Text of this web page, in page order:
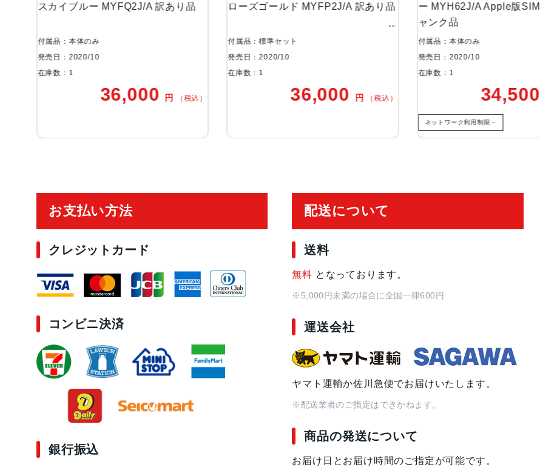
28.6Whリチャージャブルリチウ
ストレージ 64GB、256GB
セキュア認証
2020年10月23日
スカイブルー MYFQ2J/A 訳あり品
付属品：本体のみ
発売日：2020/10
在庫数：1
36,000円 （税込）
ローズゴールド MYFP2J/A 訳あり品
付属品：標準セット
発売日：2020/10
在庫数：1
36,000円 （税込）
ー MYH62J/A Apple版SIMフリ
ャンク品
付属品：本体のみ
発売日：2020/10
在庫数：1
34,500円 （
ネットワーク利用制限－
お支払い方法
クレジットカード
コンビニ決済
銀行振込
配送について
送料
無料 となっております。
※5,000円未満の場合に全国一律600円
運送会社
ヤマト運輸か佐川急便でお届けいたします。
※配送業者のご指定はできかねます。
商品の発送について
お届け日とお届け時間のご指定が可能です。